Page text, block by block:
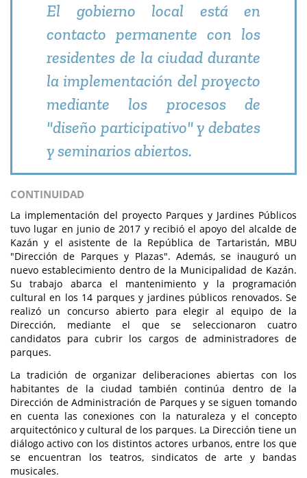
El gobierno local está en
contacto permanente con los
residentes de la ciudad durante
la implementación del proyecto
mediante los procesos de
"diseño participativo" y debates
y seminarios abiertos.
CONTINUIDAD
La implementación del proyecto Parques y Jardines Públicos
tuvo lugar en junio de 2017 y recibió el apoyo del alcalde de
Kazán y el asistente de la República de Tartaristán, MBU
"Dirección de Parques y Plazas". Además, se inauguró un
nuevo establecimiento dentro de la Municipalidad de Kazán.
Su trabajo abarca el mantenimiento y la programación
cultural en los 14 parques y jardines públicos renovados. Se
realizó un concurso abierto para elegir al equipo de la
Dirección, mediante el que se seleccionaron cuatro
candidatos para cubrir los cargos de administradores de
parques.
La tradición de organizar deliberaciones abiertas con los
habitantes de la ciudad también continúa dentro de la
Dirección de Administración de Parques y se siguen tomando
en cuenta las conexiones con la naturaleza y el concepto
arquitectónico y cultural de los parques. La Dirección tiene un
diálogo activo con los distintos actores urbanos, entre los que
se encuentran los teatros, sindicatos de arte y bandas
musicales.